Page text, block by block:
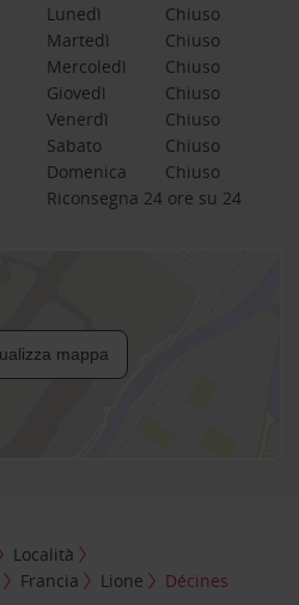
Lunedì
Chiuso
Martedì
Chiuso
Mercoledì
Chiuso
Giovedì
Chiuso
Venerdì
Chiuso
Sabato
Chiuso
Domenica
Chiuso
Riconsegna 24 ore su 24
mappa
Località
Francia Lione Décines